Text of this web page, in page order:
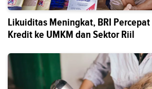
Likuiditas Meningkat, BRI
Kredit ke UMKM dan Sektor Riil